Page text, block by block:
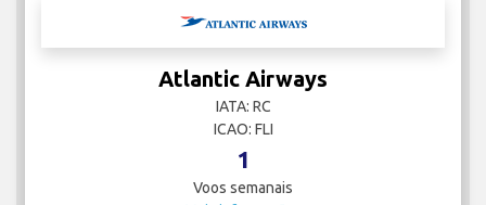
Atlantic Airways
IATA: RC
ICAO: FLI
1
Voos semanais